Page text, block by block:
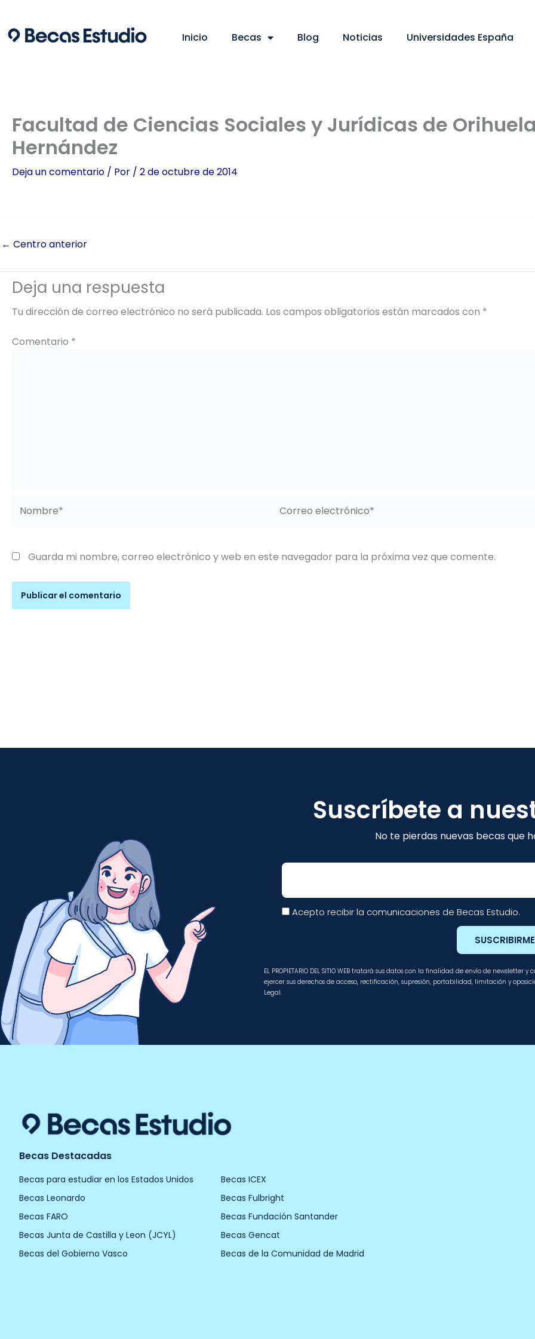
contenido
Inicio Becas Blog Noticias Universidades España
Facultad de Ciencias Sociales y Jurídicas de
Hernández
Deja un comentario / Por / 2 de octubre de 2014
← Centro anterior
Deja una respuesta
Tu dirección de correo electrónico no será publicada. Los campos obligatorios están marcados con *
Comentario *
electrónico*
Guarda mi nombre, correo electrónico y web en este navegador para la próxima vez que comente.
Suscríbete a
No te pierdas nuevas becas que
Email
Acepto recibir la comunicaciones de Becas Estudio.
SUSCRIBIRME
EL PROPIETARIO DEL SITIO WEB tratará sus datos con la finalidad de envío de
ejercer sus derechos de acceso, rectificación, supresión, portabilidad, limitación y
Legal.
Becas Destacadas
Becas para estudiar en los Estados Unidos
Becas ICEX
Becas Leonardo
Becas Fulbright
Becas FARO
Becas Fundación Santander
Becas Junta de Castilla y Leon (JCYL)
Becas Gencat
Becas del Gobierno Vasco
Becas de la Comunidad de Madrid